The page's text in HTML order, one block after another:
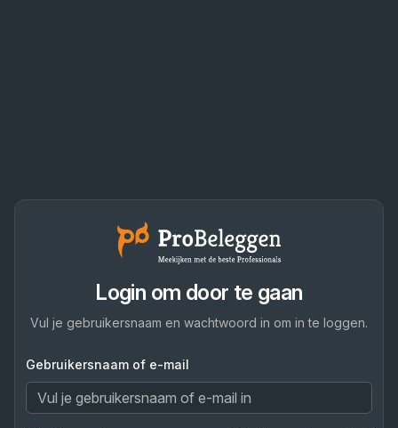
Login om door te gaan
Vul je gebruikersnaam en wachtwoord in om in te loggen.
Gebruikersnaam of e-mail